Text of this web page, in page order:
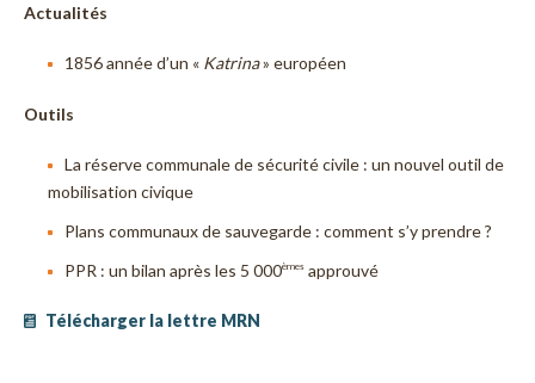
Actualités
1856 année d’un « Katrina» européen
Outils
La réserve communale de sécurité civile : un nouvel outil de
mobilisation civique
Plans communaux de sauvegarde : comment s’y prendre ?
PPR : un bilan après les 5 000èmes approuvé
Télécharger la lettre MRN